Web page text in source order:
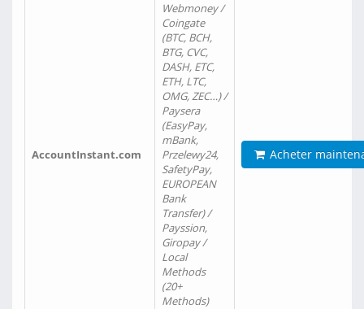
AccountInstant.com
Webmoney /
Coingate
(BTC, BCH,
BTG, CVC,
DASH, ETC,
ETH, LTC,
OMG, ZEC…) /
Paysera
(EasyPay,
mBank,
Przelewy24,
SafetyPay,
EUROPEAN
Bank
Transfer) /
Payssion,
Giropay /
Local
Methods
(20+
Methods)
Acheter